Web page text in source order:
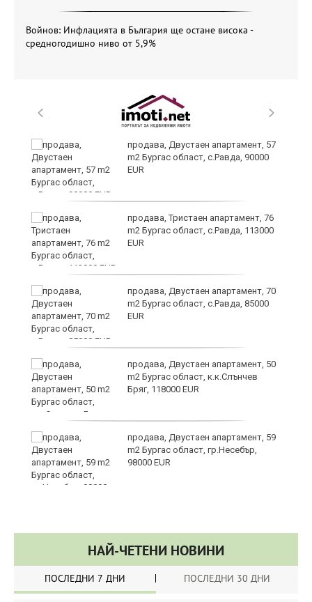
Войнов: Инфлацията в България ще остане висока -
средногодишно ниво от 5,9%
продава, Двустаен апартамент, 57
m2 Бургас област, с.Равда, 90000
EUR
продава, Тристаен апартамент, 76
m2 Бургас област, с.Равда, 113000
EUR
продава, Двустаен апартамент, 70
m2 Бургас област, с.Равда, 85000
EUR
продава, Двустаен апартамент, 50
m2 Бургас област, к.к.Слънчев
Бряг, 118000 EUR
продава, Двустаен апартамент, 59
m2 Бургас област, гр.Несебър,
98000 EUR
НАЙ-ЧЕТЕНИ НОВИНИ
ПОСЛЕДНИ 7 ДНИ ПОСЛЕДНИ 30 ДНИ